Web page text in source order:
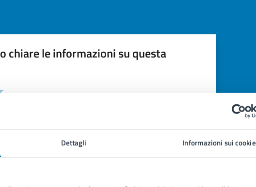
Dettagli Informazioni sui cookie
chiare le informazioni su questa
(da 1 a 5 stelle)
di stelle per valutare la chiarezza delle informazioni